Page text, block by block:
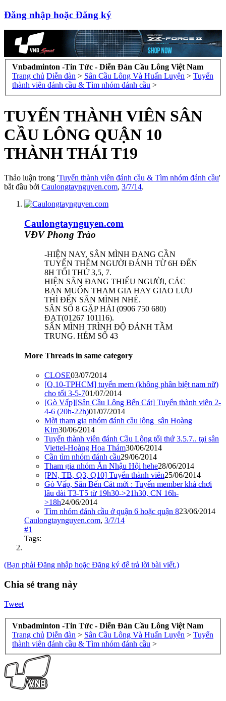
Đăng nhập hoặc Đăng ký
Vnbadminton -Tin Tức - Diễn Đàn Cầu Lông Việt Nam
Trang chủ Diễn đàn > Sân Cầu Lông Và Huấn Luyện > Tuyển
thành viên đánh cầu & Tìm nhóm đánh cầu >
TUYỂN THÀNH VIÊN SÂN
CẦU LÔNG QUẬN 10
THÀNH THÁI T19
Thảo luận trong 'Tuyển thành viên đánh cầu & Tìm nhóm đánh cầu'
bắt đầu bởi Caulongtaynguyen.com, 3/7/14.
Caulongtaynguyen.com
VĐV Phong Trào
-HIỆN NAY, SÂN MÌNH ĐANG CẦN
TUYỂN THÊM NGƯỜI ĐÁNH TỪ 6H ĐẾN
8H TỐI THỨ 3,5, 7.
HIỆN SÂN ĐANG THIẾU NGƯỜI, CÁC
BẠN MUỐN THAM GIA HAY GIAO LƯU
THÌ ĐẾN SÂN MÌNH NHÉ.
SÂN SỐ 8 GẶP HẢI (0906 750 680)
ĐẠT(01267 101116).
SÂN MÌNH TRÌNH ĐỘ ĐÁNH TẦM
TRUNG. HẺM SỐ 43
More Threads in same category
CLOSE03/07/2014
[Q.10-TPHCM] tuyển mem (không phân biệt nam nữ)
cho tối 3-5-701/07/2014
[Gò Vấp][Sân Cầu Lông Bến Cát] Tuyển thành viên 2-
4-6 (20h-22h)01/07/2014
Mời tham gia nhóm đánh cầu lông_sân Hoàng
Kim30/06/2014
Tuyển thành viên đánh Cầu Lông tối thứ 3.5.7.. tại sân
Viettel-Hoàng Hoa Thám30/06/2014
Cần tìm nhóm đánh cầu29/06/2014
Tham gia nhóm Ăn Nhậu Hội hehe28/06/2014
[PN, TB, Q3, Q10] Tuyển thành viên25/06/2014
Gò Vấp, Sân Bến Cát mới : Tuyển member khá chơi
lâu dài T3-T5 từ 19h30->21h30, CN 16h-
>18h24/06/2014
Tìm nhóm đánh cầu ở quận 6 hoặc quận 823/06/2014
Caulongtaynguyen.com, 3/7/14
#1
Tags:
(Bạn phải Đăng nhập hoặc Đăng ký để trả lời bài viết.)
Chia sẻ trang này
Tweet
Vnbadminton -Tin Tức - Diễn Đàn Cầu Lông Việt Nam
Trang chủ Diễn đàn > Sân Cầu Lông Và Huấn Luyện > Tuyển
thành viên đánh cầu & Tìm nhóm đánh cầu >